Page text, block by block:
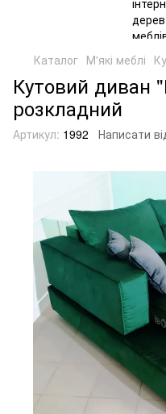
Каталог М'які меблі
Кутовий диван
розкладний
Артикул: 1992 Написати